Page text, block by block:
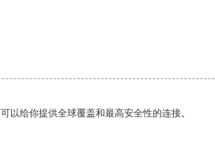
以给你提供全球覆盖和最高安全性的连接。